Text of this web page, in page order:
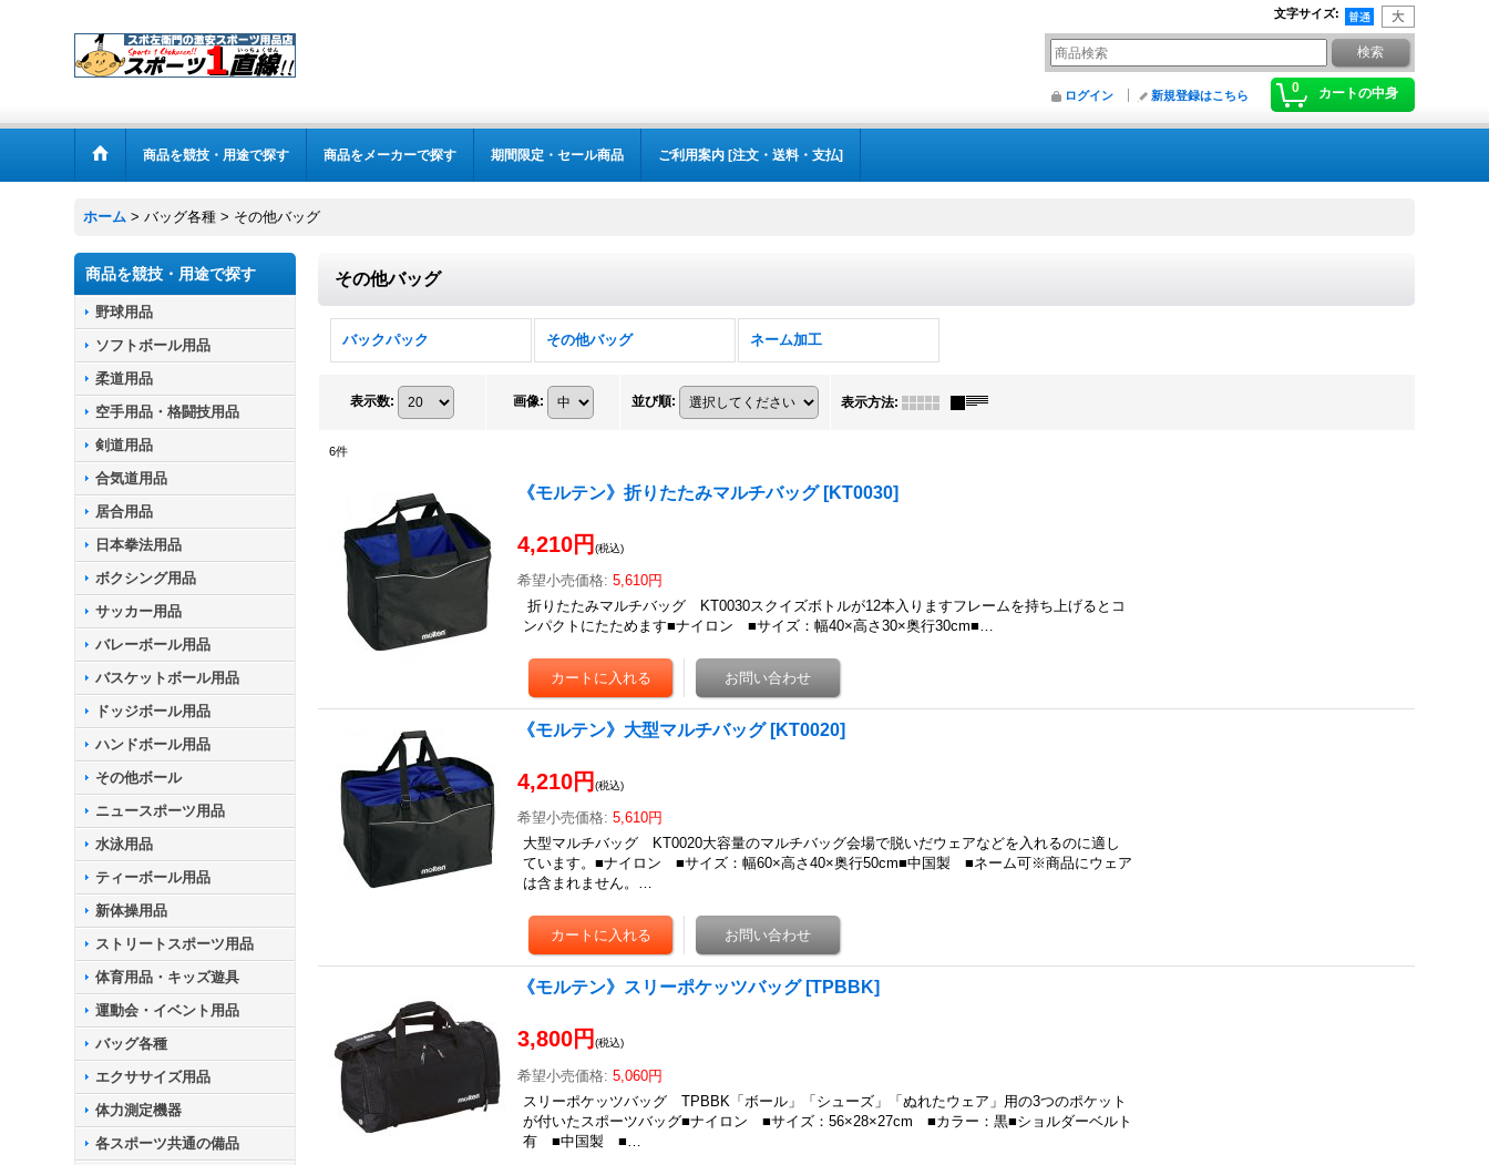
文字サイズ:
0 カートの中身
ログイン 新規登録はこちら
商品を競技・用途で探す 商品をメーカーで探す 期間限定・セール商品 ご利用案内 [注文・送料・支払]
ホーム > バッグ各種 > その他バッグ
商品を競技・用途で探す
野球用品
ソフトボール用品
柔道用品
空手用品・格闘技用品
剣道用品
合気道用品
居合用品
日本拳法用品
ボクシング用品
サッカー用品
バレーボール用品
バスケットボール用品
ドッジボール用品
ハンドボール用品
その他ボール
ニュースポーツ用品
水泳用品
ティーボール用品
新体操用品
ストリートスポーツ用品
体育用品・キッズ遊具
運動会・イベント用品
バッグ各種
エクササイズ用品
体力測定機器
各スポーツ共通の備品
その他バッグ
バックパック その他バッグ ネーム加工
表示数: 画像: 並び順: 表示方法:
6件
《モルテン》折りたたみマルチバッグ [KT0030]
4,210円(税込)
希望小売価格: 5,610円
折りたたみマルチバッグ KT0030スクイズボトルが12本入りますフレームを持ち上げるとコ
ンパクトにたためます■ナイロン ■サイズ：幅40×高さ30×奥行30cm■…
《モルテン》大型マルチバッグ [KT0020]
4,210円(税込)
希望小売価格: 5,610円
大型マルチバッグ KT0020大容量のマルチバッグ会場で脱いだウェアなどを入れるのに適し
ています。■ナイロン ■サイズ：幅60×高さ40×奥行50cm■中国製 ■ネーム可※商品にウェア
は含まれません。…
《モルテン》スリーポケッツバッグ [TPBBK]
3,800円(税込)
希望小売価格: 5,060円
スリーポケッツバッグ TPBBK「ボール」「シューズ」「ぬれたウェア」用の3つのポケット
が付いたスポーツバッグ■ナイロン ■サイズ：56×28×27cm ■カラー：黒■ショルダーベルト
有 ■中国製 ■…